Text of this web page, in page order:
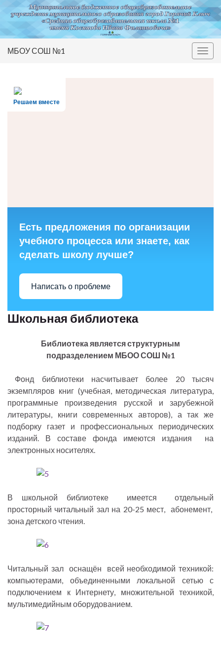
Вкл/
МБОУ СОШ №1
Решаем вместе
Есть предложения по организации
учебного процесса или знаете, как
сделать школу лучше?
Написать о проблеме
Школьная библиотека
Библиотека является структурным
подразделением МБОО СОШ №1
Фонд библиотеки насчитывает более 20 тысяч
экземпляров книг (учебная, методическая литература,
программные произведения русской и зарубежной
литературы, книги современных авторов), а так же
подборку газет и профессиональных периодических
изданий. В составе фонда имеются издания на
электронных носителях.
В школьной библиотеке имеется отдельный
просторный читальный зал на 20-25 мест, абонемент,
зона детского чтения.
Читальный зал оснащён всей необходимой техникой:
компьютерами, объединенными локальной сетью с
подключением к Интернету, множительной техникой,
мультимедийным оборудованием.